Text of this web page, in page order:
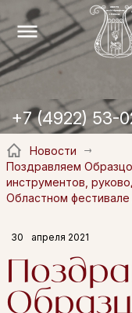
+7 (4922) 53-
Новости
Поздравляем
инструментов,
Областном
30 апреля 2021